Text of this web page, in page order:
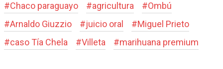
#Chaco paraguayo #agricultura #Ombú
#Arnaldo Giuzzio #juicio oral #Miguel Prieto
#caso Tía Chela #Villeta #marihuana premium